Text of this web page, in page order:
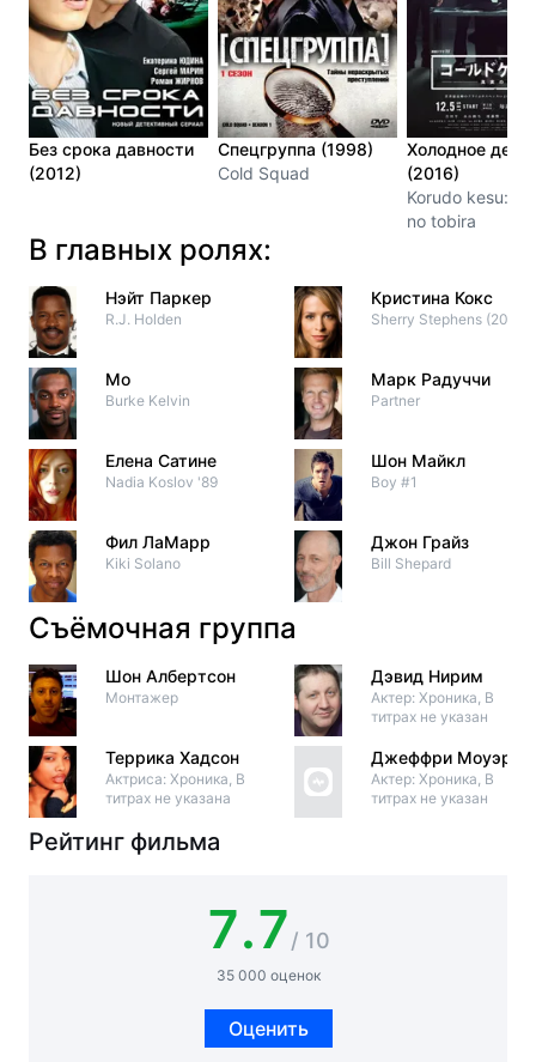
Без срока давности
(2012)
Спецгруппа (1998)
Cold Squad
Холодное дело
(2016)
Korudo kesu:
no tobira
В главных ролях:
Нэйт Паркер
R.J. Holden
Мо
Burke Kelvin
Елена Сатине
Nadia Koslov '89
Фил ЛаМарр
Kiki Solano
Кристина Кокс
Sherry Stephens (2003)
Марк Радуччи
Partner
Шон Майкл
Boy #1
Джон Грайз
Bill Shepard
Съёмочная группа
Шон Албертсон
Монтажер
Террика Хадсон
Актриса: Хроника, В
титрах не указана
Дэвид Нирим
Актер: Хроника, В
титрах не указан
Джеффри Моуэри
Актер: Хроника, В
титрах не указан
Рейтинг фильма
7.7/ 10
35 000 оценок
Оценить